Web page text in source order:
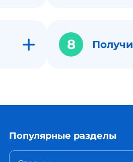
8
Популярные разделы